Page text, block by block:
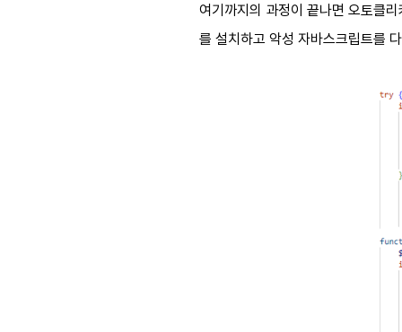
여기까지의 과정이 끝나면 오토클리
를 설치하고 악성 자바스크립트를